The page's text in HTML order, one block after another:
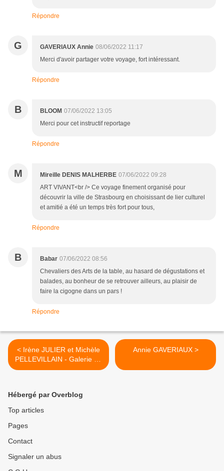
Répondre
G GAVERIAUX Annie 08/06/2022 11:17
Merci d'avoir partager votre voyage, fort intéressant.
Répondre
B BLOOM 07/06/2022 13:05
Merci pour cet instructif reportage
Répondre
M Mireille DENIS MALHERBE 07/06/2022 09:28
ART VIVANT<br /> Ce voyage finement organisé pour
découvrir la ville de Strasbourg en choisissant de lier culturel
et amitié a été un temps très fort pour tous,
Répondre
B Babar 07/06/2022 08:56
Chevaliers des Arts de la table, au hasard de dégustations et
balades, au bonheur de se retrouver ailleurs, au plaisir de
faire la cigogne dans un pars !
Répondre
< Irène JULIER et Michèle
PELLEVILLAIN - Galerie de
Mézières
Annie GAVERIAUX >
Hébergé par Overblog
Top articles
Pages
Contact
Signaler un abus